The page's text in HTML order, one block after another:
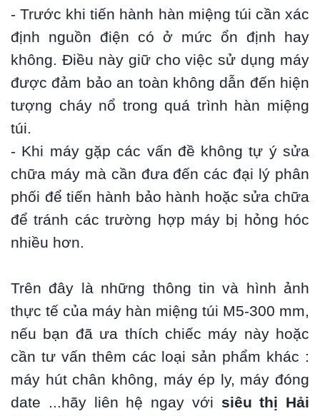
- Trước khi tiến hành hàn miệng túi cần xác
định nguồn điện có ở mức ổn định hay
không. Điều này giữ cho việc sử dụng máy
được đảm bảo an toàn không dẫn đến hiện
tượng cháy nổ trong quá trình hàn miệng
túi.
- Khi máy gặp các vấn đề không tự ý sửa
chữa máy mà cần đưa đến các đại lý phân
phối để tiến hành bảo hành hoặc sửa chữa
để tránh các trường hợp máy bị hỏng hóc
nhiều hơn.
Trên đây là những thông tin và hình ảnh
thực tế của máy hàn miệng túi M5-300 mm,
nếu bạn đã ưa thích chiếc máy này hoặc
cần tư vấn thêm các loại sản phẩm khác :
máy hút chân không, máy ép ly, máy đóng
date ...hãy liên hệ ngay với siêu thị Hải